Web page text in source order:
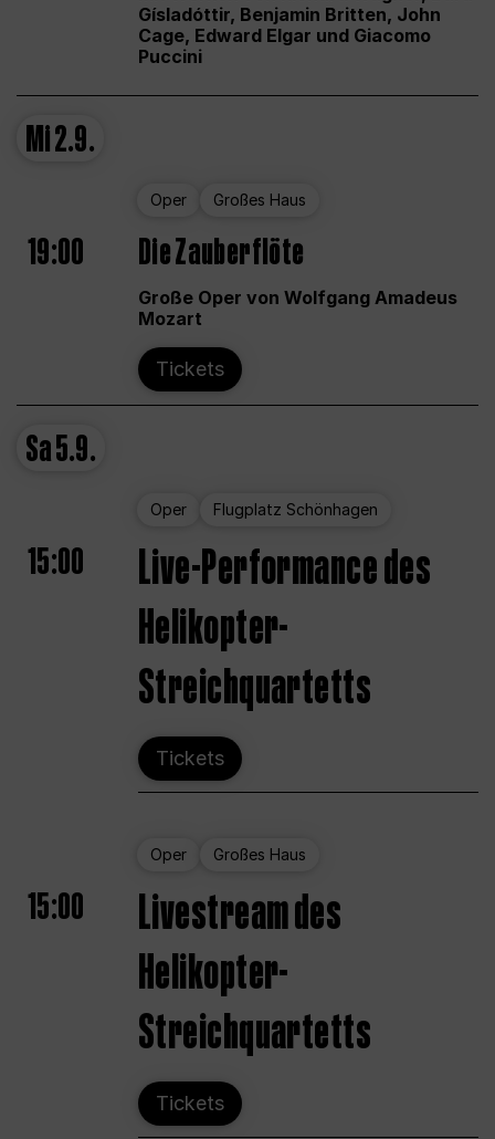
Gísladóttir, Benjamin Britten, John
Cage, Edward Elgar und Giacomo
Puccini
Mi2.9.
Oper Großes Haus
19:00 Die Zauberflöte
Große Oper von Wolfgang Amadeus
Mozart
Tickets
Sa5.9.
Oper Flugplatz Schönhagen
15:00
Live-Performance des
Helikopter-
Streichquartetts
Tickets
Oper Großes Haus
15:00
Livestream des
Helikopter-
Streichquartetts
Tickets